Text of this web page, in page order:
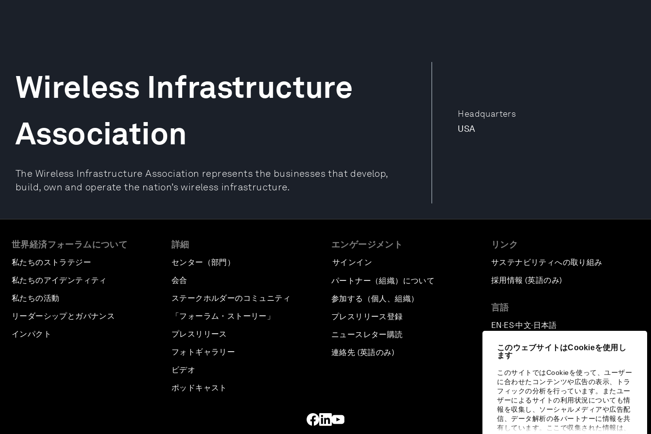
このウェブサイトはCookieを使用し
ます
このサイトではCookieを使って、ユーザー
に合わせたコンテンツや広告の表示、トラ
フィックの分析を行っています。またユー
ザーによるサイトの利用状況についても情
報を収集し、ソーシャルメディアや広告配
信、データ解析の各パートナーに情報を共
有しています。ここで収集された情報は、
Headquarters
USA
Wireless Infrastructure
Association
The Wireless Infrastructure Association represents the businesses that develop,
build, own and operate the nation’s wireless infrastructure.
世界経済フォーラムについて
私たちのストラテジー
私たちのアイデンティティ
私たちの活動
リーダーシップとガバナンス
インパクト
詳細
センター（部門）
会合
ステークホルダーのコミュニティ
「フォーラム・ストーリー」
プレスリリース
フォトギャラリー
ビデオ
ポッドキャスト
エンゲージメント
サインイン
パートナー（組織）について
参加する（個人、組織）
プレスリリース登録
ニュースレター購読
連絡先 (英語のみ)
リンク
サステナビリティへの取り組み
採用情報 (英語のみ)
言語
EN ▪ES▪中文▪ 日本語